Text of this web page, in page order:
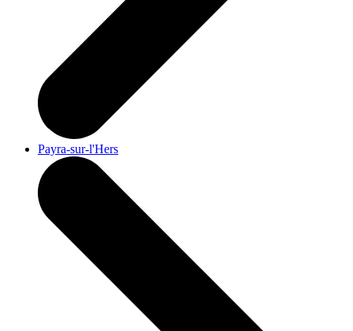
Payra-sur-l'Hers